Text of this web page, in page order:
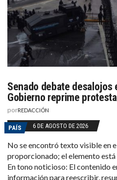
Senado debate desalojos
Gobierno reprime
porREDACCIÓN
PAÍS 6 DE AGOSTO DE 2026
No se encontró texto visible en
proporcionado; el elemento está
En tono noticioso: El contenido
información para reescribir,